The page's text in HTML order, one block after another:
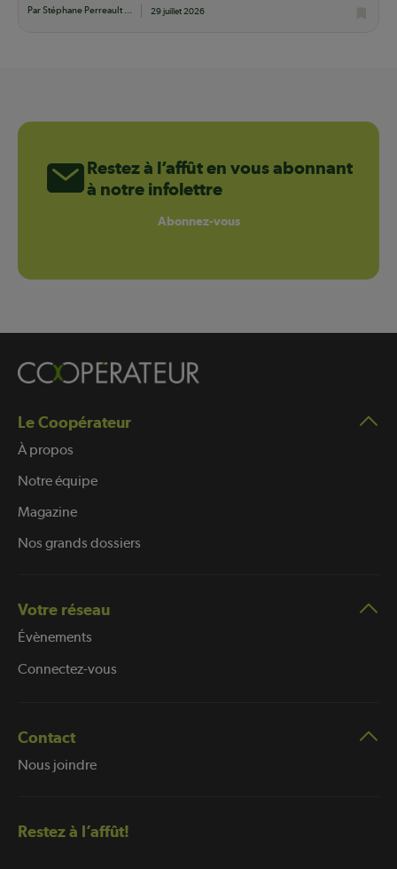
Par Stéphane Perreault ... 29 juillet 2026
Restez à l’affût en vous abonnant
à notre infolettre
Abonnez-vous
Le Coopérateur
À propos
Notre équipe
Magazine
Nos grands dossiers
Votre réseau
Évènements
Connectez-vous
Contact
Nous joindre
Restez à l’affût!